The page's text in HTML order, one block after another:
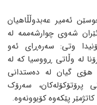
ئەمیر عەبدوڵڵاهیان
شەوی چوارشەممە لە
وتی: سەرەڕای ئەو
لە وڵاتی ڕووسیا کە لە
هۆی گیان لە دەستدانی
پرۆتۆکۆلەکان، سەرۆک
پێکەوە کۆبوونەوە.